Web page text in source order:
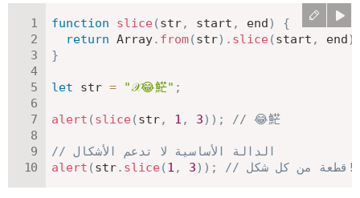
function slice (str, start , end)
{
return Array. from(str) . slice (start , end)
}
let str = "𝒳😂𩷶" ;
alert (slice (str, 1 , 3) ) ; // 😂𩷶
// الدالة الأساسية لا تدعم الأشكال
alert (str. slice (1 , 3) ) ; // قطعة من كل شكل!